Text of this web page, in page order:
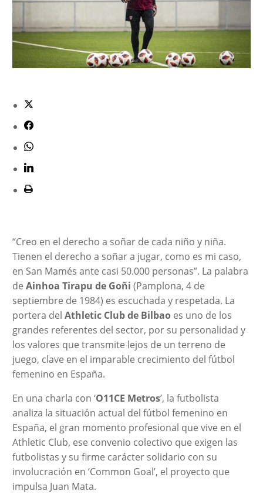
“Creo en el derecho a soñar de cada niño y niña.
Tienen el derecho a soñar a jugar, como es mi caso,
en San Mamés ante casi 50.000 personas”. La palabra
de Ainhoa Tirapu de Goñi (Pamplona, 4 de
septiembre de 1984) es escuchada y respetada. La
portera del Athletic Club de Bilbaoes uno de los
grandes referentes del sector, por su personalidad y
los valores que transmite lejos de un terreno de
juego, clave en el imparable crecimiento del fútbol
femenino en España.
En una charla con ‘O11CE Metros’, la futbolista
analiza la situación actual del fútbol femenino en
España, el gran momento profesional que vive en el
Athletic Club, ese convenio colectivo que exigen las
futbolistas y su firme carácter solidario con su
involucración en ‘Common Goal’, el proyecto que
impulsa Juan Mata.